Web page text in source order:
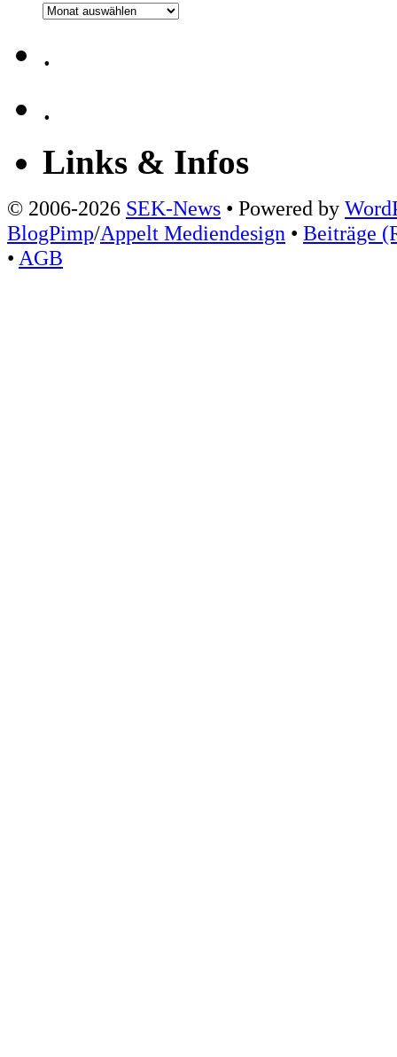
Archiv
.
.
Links & Infos
© 2006-2026 SEK-News • Powered by
BlogPimp/Appelt Mediendesign • Beiträge
• AGB